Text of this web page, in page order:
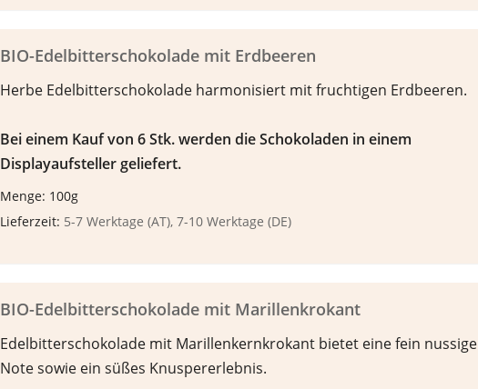
BIO-Edelbitterschokolade mit Erdbeeren
Herbe Edelbitterschokolade harmonisiert mit fruchtigen Erdbeeren.
Bei einem Kauf von 6 Stk. werden die Schokoladen in einem
Displayaufsteller geliefert.
Menge: 100g
Lieferzeit: 5-7 Werktage (AT), 7-10 Werktage (DE)
BIO-Edelbitterschokolade mit Marillenkrokant
Edelbitterschokolade mit Marillenkernkrokant bietet eine fein nussige
Note sowie ein süßes Knuspererlebnis.